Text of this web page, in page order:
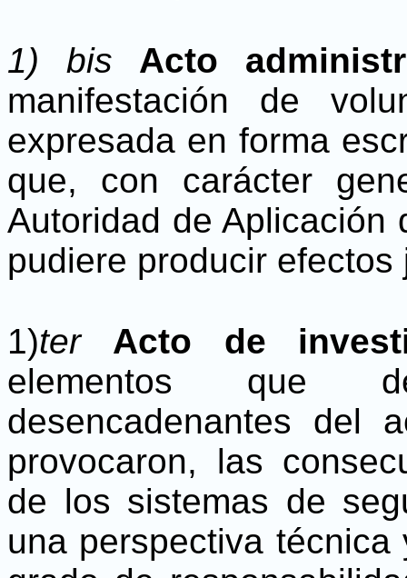
1) bis Acto
manifestación de
expresada en forma
que, con carácter
Autoridad de Aplicación
pudiere producir efectos
1)ter Acto de
elementos que
desencadenantes del
provocaron, las
de los sistemas de
una perspectiva